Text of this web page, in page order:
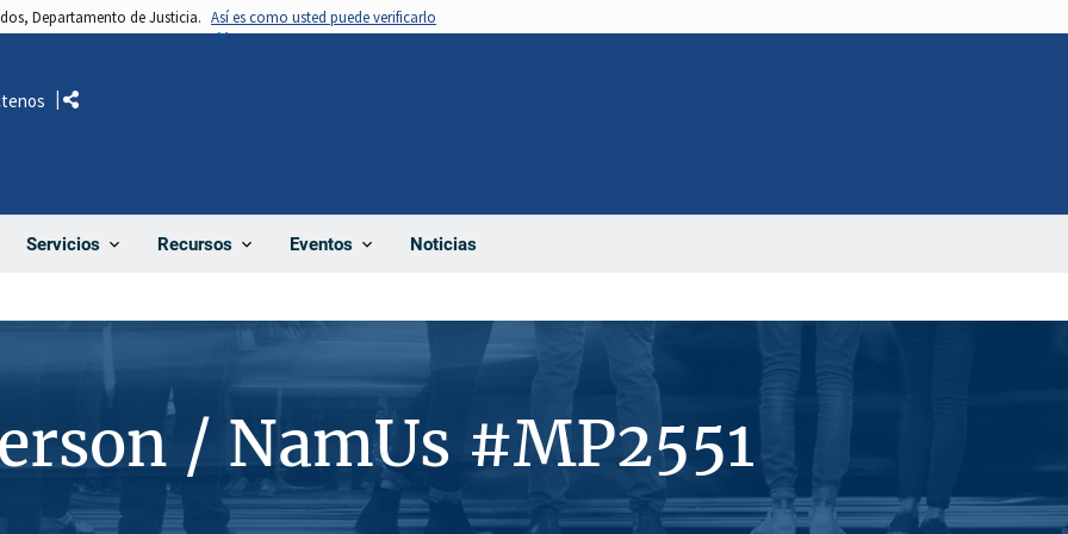
Departamento de Justicia. Así es como usted puede verificarlo
Servicios Recursos Eventos Noticias
Comparte
/ NamUs #MP2551